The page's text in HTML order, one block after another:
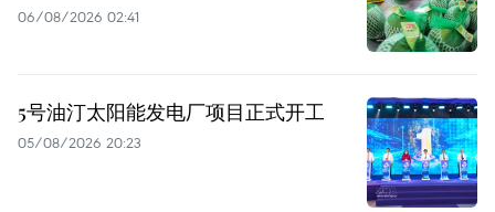
06/08/2026 02:41
5号油汀太阳能发电厂项目正式开工
05/08/2026 20:23